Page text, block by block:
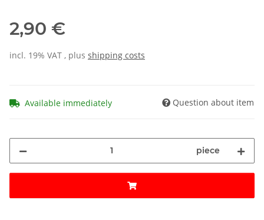
2,90 €
incl. 19% VAT , plus shipping costs
Available immediately Question about item
piece